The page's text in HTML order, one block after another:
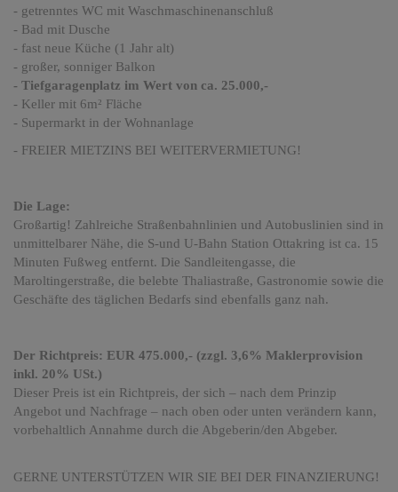
- getrenntes WC mit Waschmaschinenanschluß
- Bad mit Dusche
- fast neue Küche (1 Jahr alt)
- großer, sonniger Balkon
- Tiefgaragenplatz im Wert von ca. 25.000,-
- Keller mit 6m² Fläche
- Supermarkt in der Wohnanlage
- FREIER MIETZINS BEI WEITERVERMIETUNG!
Die Lage:
Großartig! Zahlreiche Straßenbahnlinien und Autobuslinien sind in
unmittelbarer Nähe, die S-und U-Bahn Station Ottakring ist ca. 15
Minuten Fußweg entfernt. Die Sandleitengasse, die
Maroltingerstraße, die belebte Thaliastraße, Gastronomie sowie die
Geschäfte des täglichen Bedarfs sind ebenfalls ganz nah.
Der Richtpreis: EUR 475.000,- (zzgl. 3,6% Maklerprovision
inkl. 20% USt.)
Dieser Preis ist ein Richtpreis, der sich – nach dem Prinzip
Angebot und Nachfrage – nach oben oder unten verändern kann,
vorbehaltlich Annahme durch die Abgeberin/den Abgeber.
GERNE UNTERSTÜTZEN WIR SIE BEI DER FINANZIERUNG!